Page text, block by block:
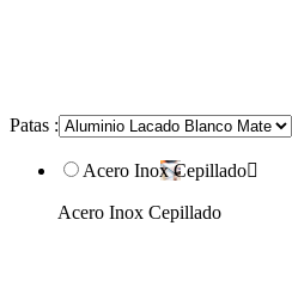
Patas :
Acero Inox Cepillado
Acero Inox Cepillado